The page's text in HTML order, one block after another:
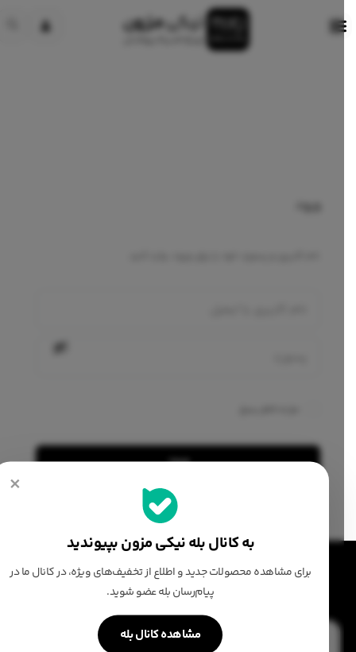
ورود
ورود
به کانال بله نیکی مزون بپیوندید
برای مشاهده محصولات جدید و اطلاع از تخفیف‌های ویژه، در کانال ما در
پیام‌رسان بله عضو شوید.
مشاهده کانال بله